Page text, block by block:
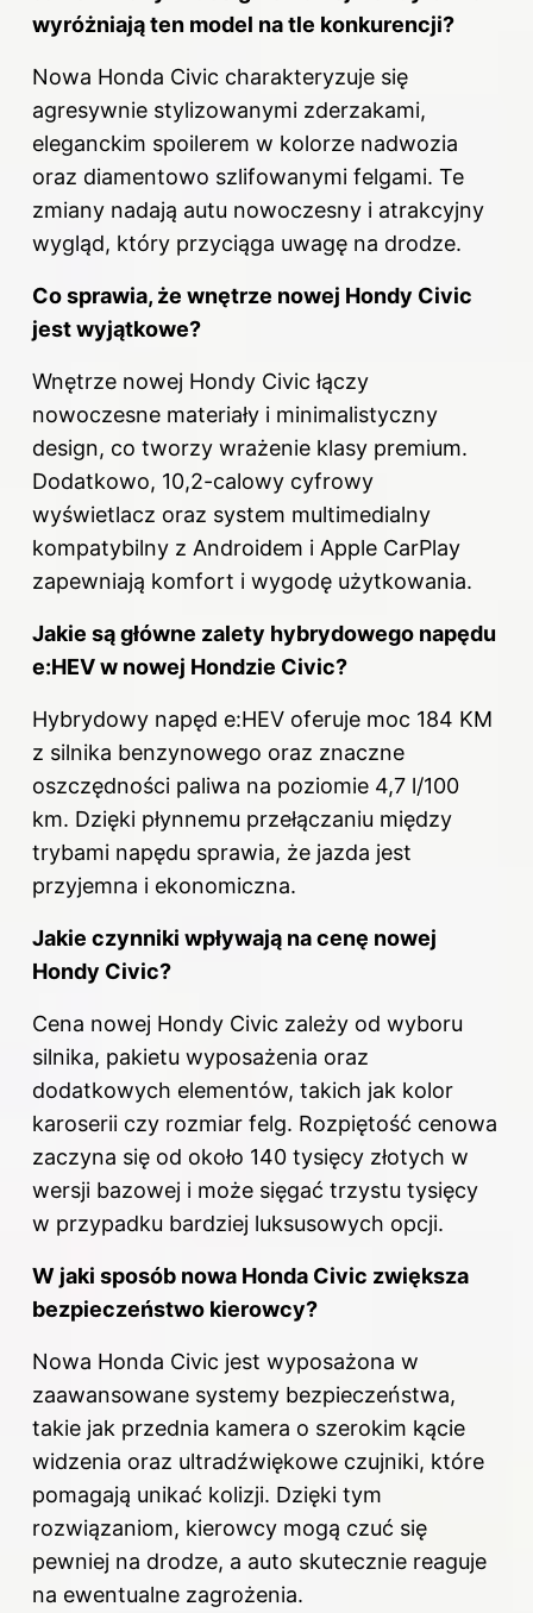
wyróżniają ten model na tle konkurencji?
Nowa Honda Civic charakteryzuje się
agresywnie stylizowanymi zderzakami,
eleganckim spoilerem w kolorze nadwozia
oraz diamentowo szlifowanymi felgami. Te
zmiany nadają autu nowoczesny i atrakcyjny
wygląd, który przyciąga uwagę na drodze.
Co sprawia, że wnętrze nowej Hondy Civic
jest wyjątkowe?
Wnętrze nowej Hondy Civic łączy
nowoczesne materiały i minimalistyczny
design, co tworzy wrażenie klasy premium.
Dodatkowo, 10,2-calowy cyfrowy
wyświetlacz oraz system multimedialny
kompatybilny z Androidem i Apple CarPlay
zapewniają komfort i wygodę użytkowania.
Jakie są główne zalety hybrydowego napędu
e:HEV w nowej Hondzie Civic?
Hybrydowy napęd e:HEV oferuje moc 184 KM
z silnika benzynowego oraz znaczne
oszczędności paliwa na poziomie 4,7 l/100
km. Dzięki płynnemu przełączaniu między
trybami napędu sprawia, że jazda jest
przyjemna i ekonomiczna.
Jakie czynniki wpływają na cenę nowej
Hondy Civic?
Cena nowej Hondy Civic zależy od wyboru
silnika, pakietu wyposażenia oraz
dodatkowych elementów, takich jak kolor
karoserii czy rozmiar felg. Rozpiętość cenowa
zaczyna się od około 140 tysięcy złotych w
wersji bazowej i może sięgać trzystu tysięcy
w przypadku bardziej luksusowych opcji.
W jaki sposób nowa Honda Civic zwiększa
bezpieczeństwo kierowcy?
Nowa Honda Civic jest wyposażona w
zaawansowane systemy bezpieczeństwa,
takie jak przednia kamera o szerokim kącie
widzenia oraz ultradźwiękowe czujniki, które
pomagają unikać kolizji. Dzięki tym
rozwiązaniom, kierowcy mogą czuć się
pewniej na drodze, a auto skutecznie reaguje
na ewentualne zagrożenia.